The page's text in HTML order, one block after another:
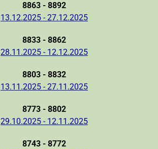
8863 - 8892
13.12.2025 - 27.12.2025
8833 - 8862
28.11.2025 - 12.12.2025
8803 - 8832
13.11.2025 - 27.11.2025
8773 - 8802
29.10.2025 - 12.11.2025
8743 - 8772